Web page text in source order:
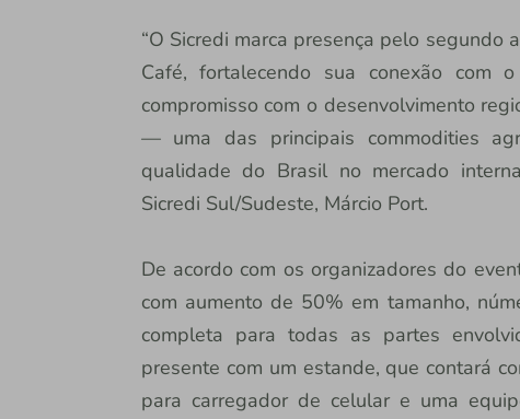
“O Sicredi marca presença pelo segundo
Café, fortalecendo sua conexão com
compromisso com o desenvolvimento
— uma das principais commodities
qualidade do Brasil no mercado
Sicredi Sul/Sudeste, Márcio Port.
De acordo com os organizadores do
com aumento de 50% em tamanho,
completa para todas as partes
presente com um estande, que contará
para carregador de celular e uma